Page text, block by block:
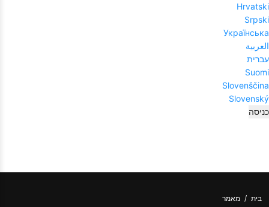
Hrvatski
Srpski
Українська
العربية
עברית
Suomi
Slovenščina
Slovenský
כניסה
בית / מאמר